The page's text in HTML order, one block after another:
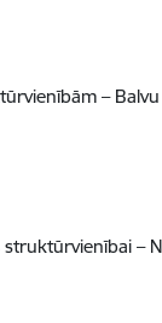
–
–